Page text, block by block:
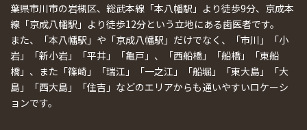
葉県市川市の岩槻区、総武本線「本八幡駅」より徒歩9分、京成本
線「京成八幡駅」より徒歩12分という立地にある歯医者です。
また、「本八幡駅」や「京成八幡駅」だけでなく、「市川」「小
岩」「新小岩」「平井」「亀戸」、「西船橋」「船橋」「東船
橋」、また「篠崎」「瑞江」「一之江」「船堀」「東大島」「大
島」「西大島」「住吉」などのエリアからも通いやすいロケーシ
ョンです。